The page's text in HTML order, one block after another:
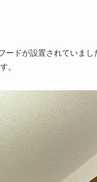
ドが設置されていまし
。